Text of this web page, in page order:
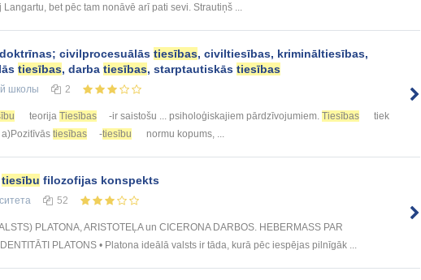
bet pēc tam nonāvē arī pati sevi. Strautiņš ...
doktrīnas; civilprocesuālās tiesības, civiltiesības, krimināltiesības,
tiesības, darba tiesības, starptautiskās tiesības
школы 2
teorija Tiesības -ir saistošu ... psiholoģiskajiem pārdzīvojumiem. Tiesības
tiek
tiesības -tiesību normu kopums, ...
tiesību filozofijas konspekts
52
PLATONA, ARISTOTEĻA un CICERONA DARBOS. HEBERMASS PAR
PLATONS • Platona ideālā valsts ir tāda, kurā pēc iespējas pilnīgāk ...